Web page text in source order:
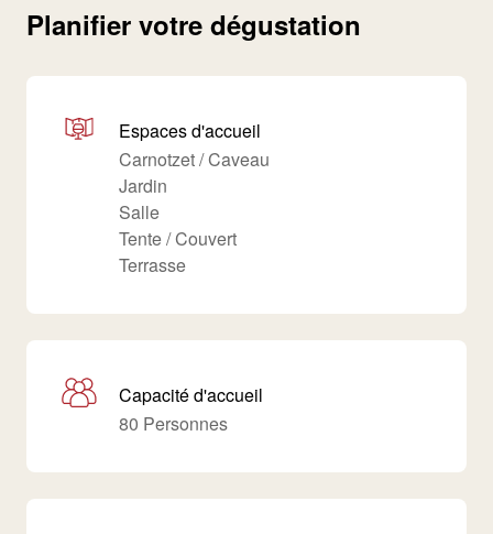
Planifier votre dégustation
Espaces d'accueil
Carnotzet / Caveau
Jardin
Salle
Tente / Couvert
Terrasse
Capacité d'accueil
80 Personnes